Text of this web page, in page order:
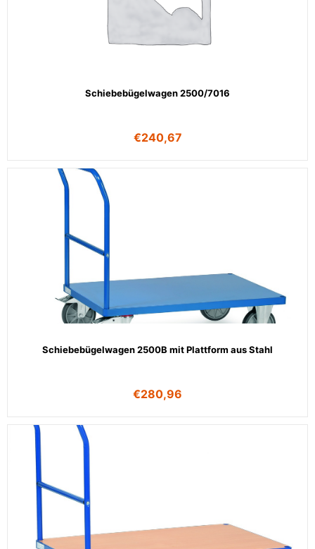
Schiebebügelwagen 2500/7016
€240,67
Schiebebügelwagen 2500B mit Plattform aus Stahl
€280,96